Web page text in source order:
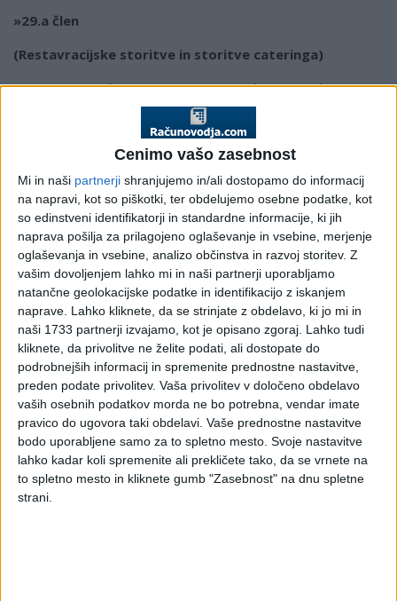
Cenimo vašo zasebnost
Mi in naši partnerji shranjujemo in/ali dostopamo do informacij
na napravi, kot so piškotki, ter obdelujemo osebne podatke, kot
so edinstveni identifikatorji in standardne informacije, ki jih
naprava pošilja za prilagojeno oglaševanje in vsebine, merjenje
oglaševanja in vsebine, analizo občinstva in razvoj storitev. Z
vašim dovoljenjem lahko mi in naši partnerji uporabljamo
natančne geolokacijske podatke in identifikacijo z iskanjem
naprave. Lahko kliknete, da se strinjate z obdelavo, ki jo mi in
naši 1733 partnerji izvajamo, kot je opisano zgoraj. Lahko tudi
kliknete, da privolitve ne želite podati, ali dostopate do
podrobnejših informacij in spremenite prednostne nastavitve,
preden podate privolitev. Vaša privolitev v določeno obdelavo
vaših osebnih podatkov morda ne bo potrebna, vendar imate
pravico do ugovora taki obdelavi. Vaše prednostne nastavitve
bodo uporabljene samo za to spletno mesto. Svoje nastavitve
lahko kadar koli spremenite ali prekličete tako, da se vrnete na
to spletno mesto in kliknete gumb "Zasebnost" na dnu spletne
strani.
»29.a člen
(Restavracijske storitve in storitve cateringa)
(1) Restavracijske storitve so storitve, ki se opravljajo v
prostorih izvajalca storitev in obsegajo dobavo pripravljene
ali nepripravljene hrane in/ali pijače za uporabo ljudi ter
zadosten obseg pomožnih storitev, ki omogočajo njihovo
(2) Storitve cateringa so storitve iz prejšnjega odstavka, ki
se ne opravljajo v prostorih izvajalca storitev.
(3) Za restavracijske storitve in storitve cateringa ne štejejo:
– dobave pripravljene ali nepripravljene hrane (npr.: ponudba
hrane kot »vzemi s seboj« v restavracijah, supermarketih in
podobno);
– dobave, ki obsegajo le pripravo in prevoz hrane;
– v splošnem dobave, ki obsegajo pripravo in dostavo hrane
in/ali pijače brez katerekoli druge pomožne storitve.
(4) V primerih iz prejšnjega odstavka je dobava hrane in/ali
pijače brez spremljajočih storitev obravnavana kot dobava
blaga, za katero se kraj obdavčitve določi v skladu z 19. do
21. členom ZDDV-1.